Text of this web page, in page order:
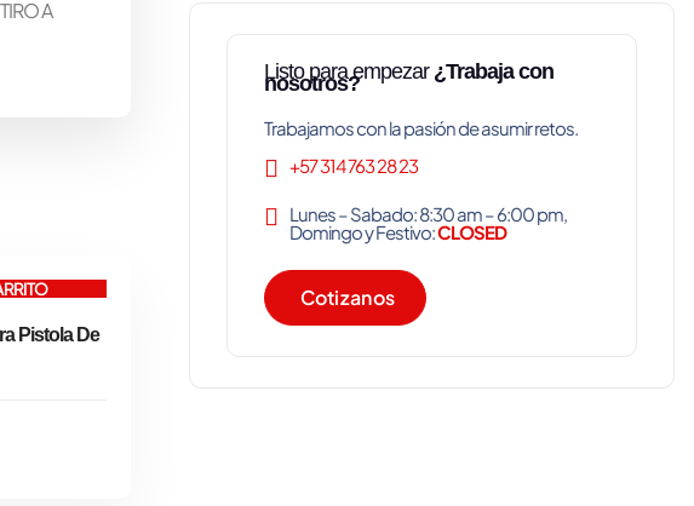
TIRO A
Pistola De
Listo para empezar¿Trabaja con
nosotros?
Trabajamos con la pasión de asumir retos.
+57 314 763 28 23
Lunes – Sabado: 8:30 am – 6:00 pm,
Domingo y Festivo:CLOSED
Cotizanos